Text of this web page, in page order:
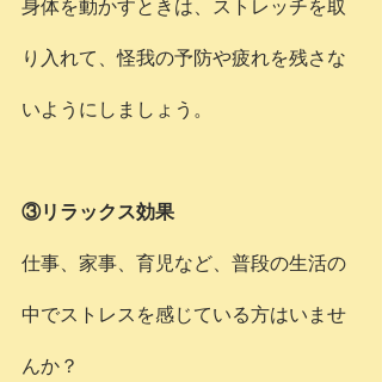
身体を動かすときは、ストレッチを取
り入れて、怪我の予防や疲れを残さな
いようにしましょう。
③リラックス効果
仕事、家事、育児など、普段の生活の
中でストレスを感じている方はいませ
んか？